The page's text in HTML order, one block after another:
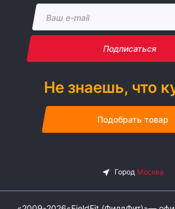
Подписаться
Не знаешь, что
Подобрать товар